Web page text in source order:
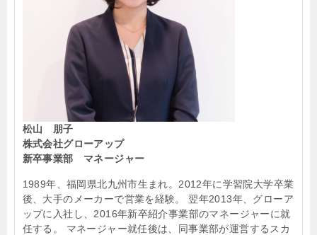
松山 朋子
株式会社グローアップ
新卒事業部 マネージャー
1989年、福岡県北九州市生まれ。2012年に学習院大学卒業
後、大手のメーカーで営業を経験。 翌年2013年、グローア
ップに入社し、2016年新卒紹介事業部のマネージャーに就
任する。 マネージャー就任後は、同事業部が運営するスカ